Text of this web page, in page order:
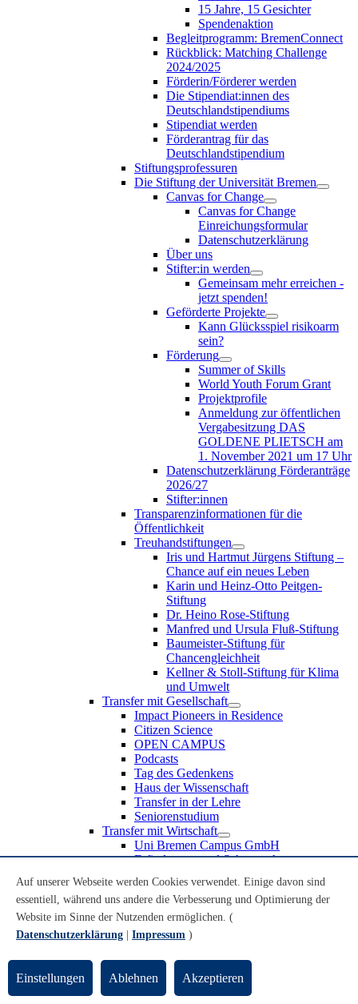
15 Jahre, 15 Gesichter
Spendenaktion
Begleitprogramm: BremenConnect
Rückblick: Matching Challenge
2024/2025
Förderin/Förderer werden
Die Stipendiat:innen des
Deutschlandstipendiums
Stipendiat werden
Förderantrag für das
Deutschlandstipendium
Stiftungsprofessuren
Die Stiftung der Universität Bremen
Canvas for Change
Canvas for Change
Einreichungsformular
Datenschutzerklärung
Über uns
Stifter:in werden
Gemeinsam mehr erreichen -
jetzt spenden!
Geförderte Projekte
Kann Glücksspiel risikoarm
sein?
Förderung
Summer of Skills
World Youth Forum Grant
Projektprofile
Anmeldung zur öffentlichen
Vergabesitzung DAS
GOLDENE PLIETSCH am
1. November 2021 um 17 Uhr
Datenschutzerklärung Förderanträge
2026/27
Stifter:innen
Transparenzinformationen für die
Öffentlichkeit
Treuhandstiftungen
Iris und Hartmut Jürgens Stiftung –
Chance auf ein neues Leben
Karin und Heinz-Otto Peitgen-
Stiftung
Dr. Heino Rose-Stiftung
Manfred und Ursula Fluß-Stiftung
Baumeister-Stiftung für
Chancengleichheit
Kellner & Stoll-Stiftung für Klima
und Umwelt
Transfer mit Gesellschaft
Impact Pioneers in Residence
Citizen Science
OPEN CAMPUS
Podcasts
Tag des Gedenkens
Haus der Wissenschaft
Transfer in der Lehre
Seniorenstudium
Transfer mit Wirtschaft
Uni Bremen Campus GmbH
Erfindungen und Schutzrechte
Recruiting an der Universität Bremen
Weiterbildung an der Universität Bremen
Transfer mit Schule
Schülerinnen und Schüler
Schulklassen
Lehrkräfte
Gründungsunterstützung
Auf unserer Webseite werden Cookies verwendet. Einige davon sind
essentiell, während uns andere die Verbesserung und Optimierung der
Website im Sinne der Nutzenden ermöglichen. (
Datenschutzerklärung
Impressum )
Einstellungen Ablehnen Akzeptieren